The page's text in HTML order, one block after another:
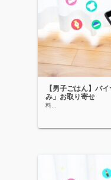
【男子ごはん】バ
み」お取り寄せ
料...